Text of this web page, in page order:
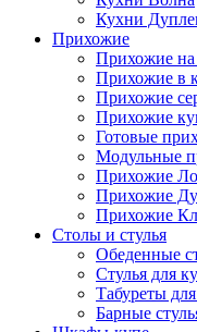
Кухни
Прихожие
Прихожие на
Прихожие в
Прихожие
Прихожие
Готовые
Модульные
Прихожие
Прихожие
Прихожие
Столы и стулья
Обеденные
Стулья для
Табуреты
Барные